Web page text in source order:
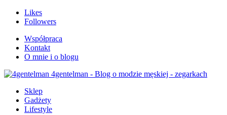
Likes
Followers
Współpraca
Kontakt
O mnie i o blogu
4gentelman - Blog o modzie męskiej - zegarkach
Sklep
Gadżety
Lifestyle